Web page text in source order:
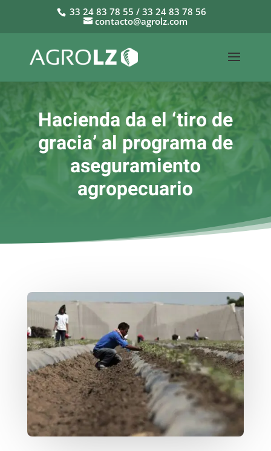
33 24 83 78 55 / 33 24 83 78 56
contacto@agrolz.com
Hacienda da el ‘tiro de
gracia’ al programa de
aseguramiento
agropecuario